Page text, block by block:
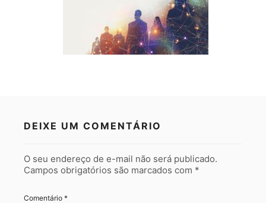
DEIXE UM COMENTÁRIO
O seu endereço de e-mail não será publicado.
Campos obrigatórios são marcados com *
Comentário *